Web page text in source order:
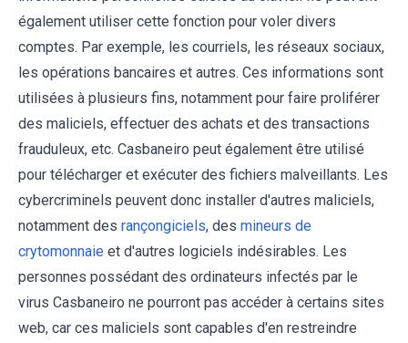
également utiliser cette fonction pour voler divers
comptes. Par exemple, les courriels, les réseaux sociaux,
les opérations bancaires et autres. Ces informations sont
utilisées à plusieurs fins, notamment pour faire proliférer
des maliciels, effectuer des achats et des transactions
frauduleux, etc. Casbaneiro peut également être utilisé
pour télécharger et exécuter des fichiers malveillants. Les
cybercriminels peuvent donc installer d'autres maliciels,
notamment des rançongiciels, des mineurs de
crytomonnaie et d'autres logiciels indésirables. Les
personnes possédant des ordinateurs infectés par le
virus Casbaneiro ne pourront pas accéder à certains sites
web, car ces maliciels sont capables d'en restreindre